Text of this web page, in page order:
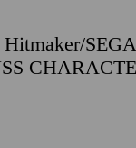
SEGA